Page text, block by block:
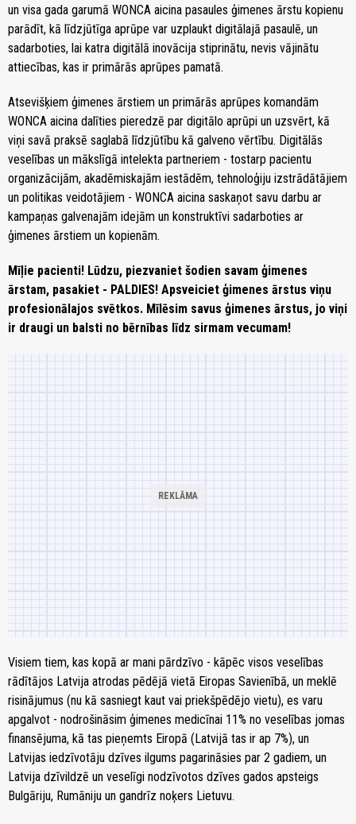
un visa gada garumā WONCA aicina pasaules ģimenes ārstu kopienu
parādīt, kā līdzjūtīga aprūpe var uzplaukt digitālajā pasaulē, un
sadarboties, lai katra digitālā inovācija stiprinātu, nevis vājinātu
attiecības, kas ir primārās aprūpes pamatā.
Atsevišķiem ģimenes ārstiem un primārās aprūpes komandām
WONCA aicina dalīties pieredzē par digitālo aprūpi un uzsvērt, kā
viņi savā praksē saglabā līdzjūtību kā galveno vērtību. Digitālās
veselības un mākslīgā intelekta partneriem - tostarp pacientu
organizācijām, akadēmiskajām iestādēm, tehnoloģiju izstrādātājiem
un politikas veidotājiem - WONCA aicina saskaņot savu darbu ar
kampaņas galvenajām idejām un konstruktīvi sadarboties ar
ģimenes ārstiem un kopienām.
Mīļie pacienti! Lūdzu, piezvaniet šodien savam ģimenes
ārstam, pasakiet - PALDIES! Apsveiciet ģimenes ārstus viņu
profesionālajos svētkos. Mīlēsim savus ģimenes ārstus, jo viņi
ir draugi un balsti no bērnības līdz sirmam vecumam!
Visiem tiem, kas kopā ar mani pārdzīvo - kāpēc visos veselības
rādītājos Latvija atrodas pēdējā vietā Eiropas Savienībā, un meklē
risinājumus (nu kā sasniegt kaut vai priekšpēdējo vietu), es varu
apgalvot - nodrošināsim ģimenes medicīnai 11% no veselības jomas
finansējuma, kā tas pieņemts Eiropā (Latvijā tas ir ap 7%), un
Latvijas iedzīvotāju dzīves ilgums pagarināsies par 2 gadiem, un
Latvija dzīvildzē un veselīgi nodzīvotos dzīves gados apsteigs
Bulgāriju, Rumāniju un gandrīz noķers Lietuvu.